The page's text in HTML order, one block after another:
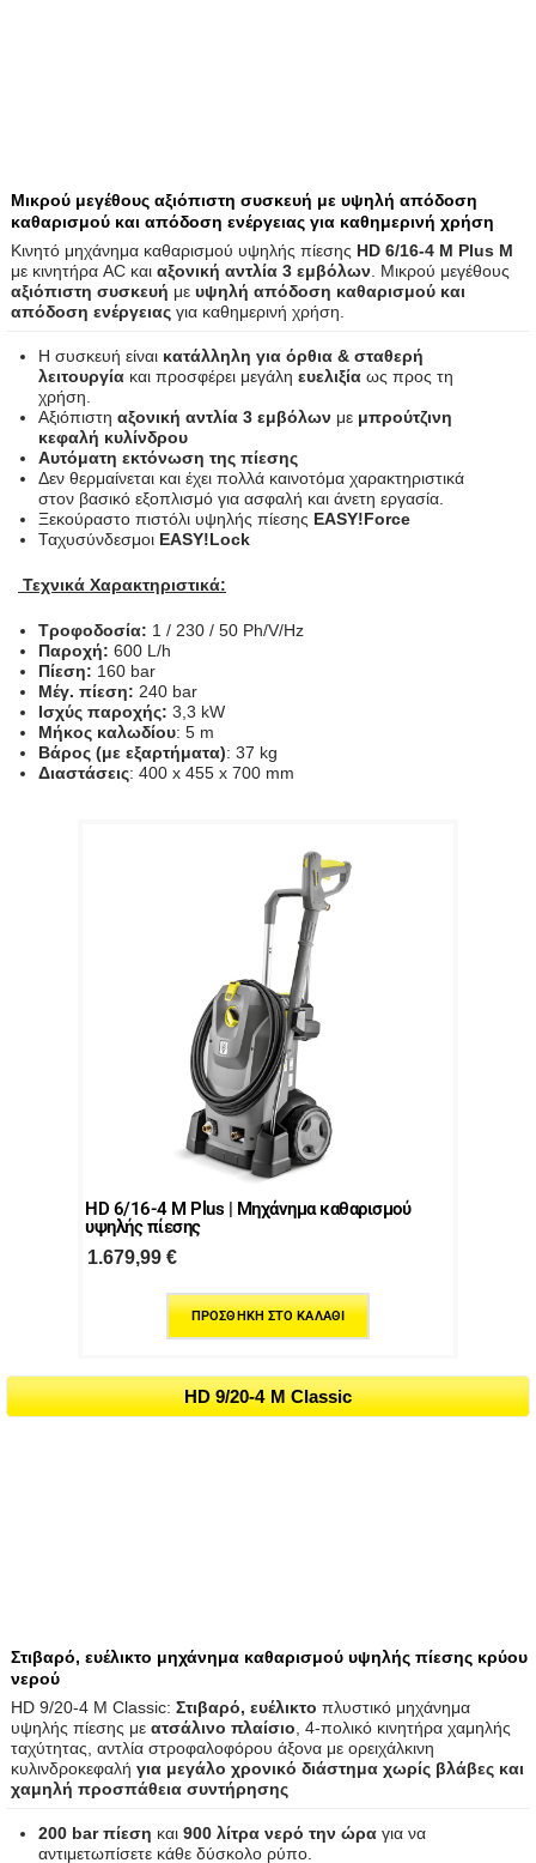
Μικρού μεγέθους αξιόπιστη συσκευή με υψηλή απόδοση
καθαρισμού και απόδοση ενέργειας για καθημερινή χρήση
Κινητό μηχάνημα καθαρισμού υψηλής πίεσης HD 6/16-4 M Plus M
με κινητήρα AC και αξονική αντλία 3 εμβόλων. Μικρού μεγέθους
αξιόπιστη συσκευή με υψηλή απόδοση καθαρισμού και
απόδοση ενέργειας για καθημερινή χρήση.
Η συσκευή είναι κατάλληλη για όρθια & σταθερή
λειτουργίακαι προσφέρει μεγάλη ευελιξίαως προς τη
χρήση.
Αξιόπιστη αξονική αντλία 3 εμβόλωνμε μπρούτζινη
κεφαλή κυλίνδρου
Αυτόματη εκτόνωση της πίεσης
Δεν θερμαίνεται και έχει πολλά καινοτόμα χαρακτηριστικά
στον βασικό εξοπλισμό για ασφαλή και άνετη εργασία.
Ξεκούραστο πιστόλι υψηλής πίεσης EASY!Force
Ταχυσύνδεσμοι EASY!Lock
Τεχνικά Χαρακτηριστικά:
Τροφοδοσία: 1 / 230 / 50 Ph/V/Hz
Παροχή: 600 L/h
Πίεση: 160 bar
Μέγ. πίεση: 240 bar
Ισχύς παροχής: 3,3 kW
Μήκος καλωδίου: 5 m
Βάρος (με εξαρτήματα): 37 kg
Διαστάσεις: 400 x 455 x 700 mm
HD 6/16-4 M Plus | Μηχάνημα καθαρισμού
υψηλής πίεσης
1.679,99€
ΠΡΟΣΘΉΚΗ ΣΤΟ ΚΑΛΆΘΙ
HD 9/20-4 M Classic
Στιβαρό, ευέλικτο μηχάνημα καθαρισμού υψηλής πίεσης κρύου
νερού
HD 9/20-4 M Classic: Στιβαρό, ευέλικτο πλυστικό μηχάνημα
υψηλής πίεσης με ατσάλινο πλαίσιο, 4-πολικό κινητήρα χαμηλής
ταχύτητας, αντλία στροφαλοφόρου άξονα με ορειχάλκινη
κυλινδροκεφαλή για μεγάλο χρονικό διάστημα χωρίς βλάβες και
χαμηλή προσπάθεια συντήρησης
200 bar πίεση και 900 λίτρα νερό την ώραγια να
αντιμετωπίσετε κάθε δύσκολο ρύπο.